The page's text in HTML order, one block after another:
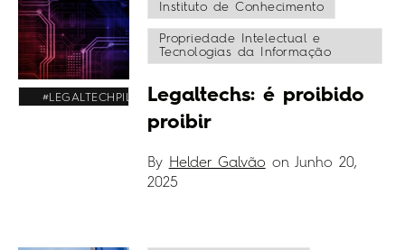
#LEGALTECHPILLS
Instituto de Conhecimento
Propriedade Intelectual e
Tecnologias da Informação
Legaltechs: é proibido
proibir
By Helder Galvão on Junho 20,
2025